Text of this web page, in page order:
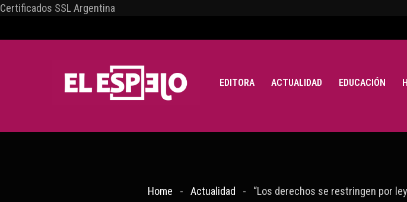
Certificados SSL Argentina
EDITORA ACTUALIDAD EDUCACIÓN
Home Actualidad “Los derechos se restringen por